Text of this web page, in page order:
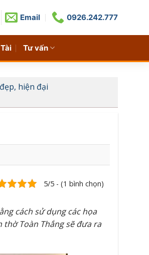
Email 0926.242.777
Tư vấn
hiện đại
5/5 - (1 bình chọn)
cách sử dụng các họa
Toàn Thắng sẽ đưa ra